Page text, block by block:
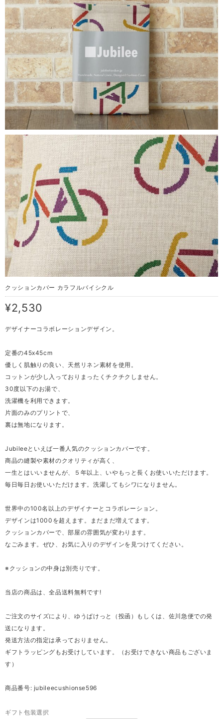
クッションカバー カラフルバイシクル
¥2,530
デザイナーコラボレーションデザイン。
定番の45x45cm
優しく肌触りの良い、天然リネン素材を使用。
コットンが少し入っておりまったくチクチクしません。
30度以下のお湯で、
洗濯機を利用できます。
片面のみのプリントで、
裏は無地になります。
Jubileeといえば一番人気のクッションカバーです。
商品の縫製や素材のクオリティが高く、
一生とはいいませんが、５年以上、いやもっと長くお使いいただけます。
毎日毎日お使いいただけます。洗濯してもシワになりません。
世界中の100名以上のデザイナーとコラボレーション。
デザインは1000を超えます。まだまだ増えてます。
クッションカバーで、部屋の雰囲気が変わります。
なごみます。ぜひ、お気に入りのデザインを見つけてください。
※クッションの中身は別売りです。
当店の商品は、全品送料無料です!
ご注文のサイズにより、ゆうぱけっと（投函）もしくは、佐川急便での発
送になります。
発送方法の指定は承っておりません。
ギフトラッピングもお受けしています。（お受けできない商品もございま
す）
商品番号: jubileecushionse596
ギフト包装選択